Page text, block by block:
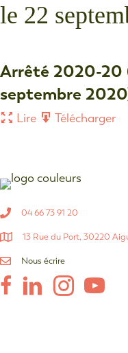
le 22
Arrêté 2020-20
septembre
Lire Télécharger
04 66 73 91 20
13 Rue du Port, 30220
Nous écrire